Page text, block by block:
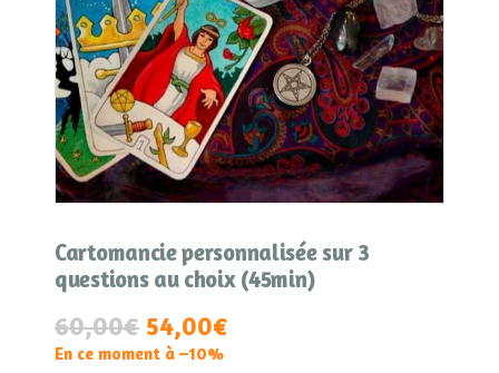
Cartomancie personnalisée sur 3
questions au choix (45min)
60,00€ 54,00€
En ce moment à –10%